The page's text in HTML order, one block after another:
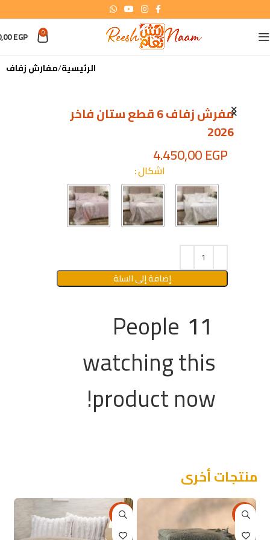
0
EGP
الرئيسية مفارش زفاف​
مفرش زفاف 6 قطع ستان فاخر
2026
4.450,00EGP
11
People
watching this
product now!
اشكال
إضافة إلى السلة
منتجات أخرى
-13%
-26%